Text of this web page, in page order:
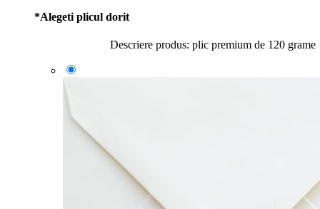
*Alegeti plicul dorit
Descriere produs: plic premium de 120 grame